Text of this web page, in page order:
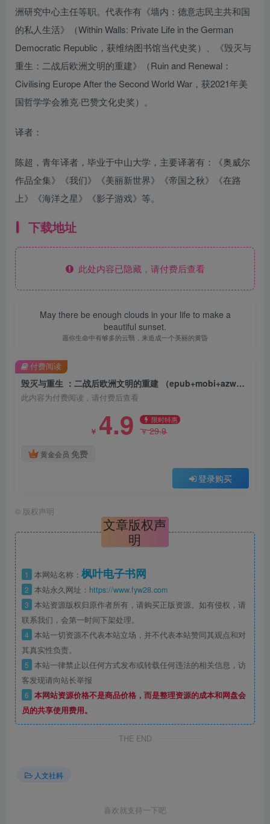
洲研究中心主任等职。代表作有《墙内：德意志民主共和国
的私人生活》（Within Walls: Private Life in the German
Democratic Republic，获维纳图书馆当代史奖）、《毁灭与
重生：二战后欧洲文明的重建》（Ruin and Renewal：
Civilising Europe After the Second World War，获2021年美
国哲学学会雅克·巴赞文化史奖）。
译者：
陈超，青年译者，毕业于中山大学，主要译著有：《奥威尔
作品全集》《我们》《美丽新世界》《帝国之秋》《在路
上》《海洋之星》《影子游戏》等。
下载地址
此处内容已隐藏，请付费后查看
May there be enough clouds in your life to make a
beautiful sunset.
愿你生命中有够多的云翳，来造成一个美丽的黄昏
毁灭与重生 ：二战后欧洲文明的重建 （epub+mobi+azw3+pdf）
此内容为付费阅读，请付费后查看
￥ 4.9 限时特惠
￥29.9
黄金会员 免费
登录购买
付费阅读
© 版权声明
文章版权声
明
1 本网站名称： 枫叶电子书网
2 本站永久网址： https://www.fyw28.com
3 本站资源版权归原作者所有，请购买正版资源。如有侵权，请
联系我们，会第一时间下架处理。
4 本站一切资源不代表本站立场，并不代表本站赞同其观点和对
其真实性负责。
5 本站一律禁止以任何方式发布或转载任何违法的相关信息，访
客发现请向站长举报
6 本网站资源价格不是商品价格，而是整理资源的成本和网盘会
员的共享使用费用。
THE END
人文社科
喜欢就支持一下吧